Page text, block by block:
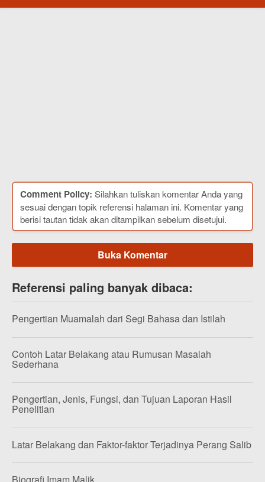
Comment Policy: Silahkan tuliskan komentar Anda yang
sesuai dengan topik referensi halaman ini. Komentar yang
berisi tautan tidak akan ditampilkan sebelum disetujui.
Buka Komentar
Referensi paling banyak dibaca:
Pengertian Muamalah dari Segi Bahasa dan Istilah
Contoh Latar Belakang atau Rumusan Masalah
Sederhana
Pengertian, Jenis, Fungsi, dan Tujuan Laporan Hasil
Penelitian
Latar Belakang dan Faktor-faktor Terjadinya Perang Salib